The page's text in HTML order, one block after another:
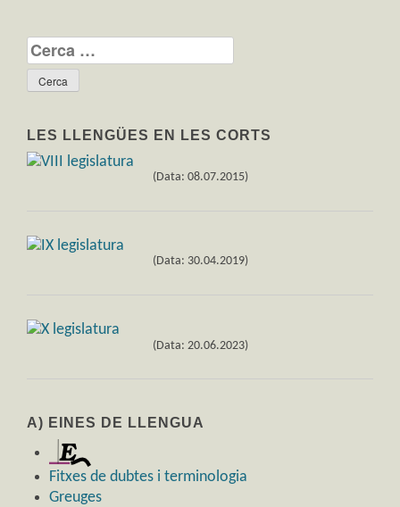
Cerca:
LES LLENGÜES EN LES CORTS
(Data: 08.07.2015)
(Data: 30.04.2019)
(Data: 20.06.2023)
A) EINES DE LLENGUA
Fitxes de dubtes i terminologia
Greuges